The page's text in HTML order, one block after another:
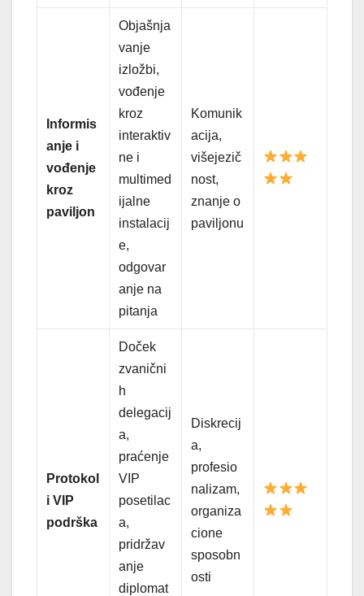
Informis
anje i
vođenje
kroz
paviljon
Objašnja
vanje
izložbi,
vođenje
kroz
interaktiv
ne i
multimed
ijalne
instalacij
e,
odgovar
anje na
pitanja
Komunik
acija,
višejezič
nost,
znanje o
paviljonu
Protokol
i VIP
podrška
Doček
zvanični
h
delegacij
a,
praćenje
VIP
posetilac
a,
pridržav
anje
diplomat
Diskrecij
a,
profesio
nalizam,
organiza
cione
sposobn
osti